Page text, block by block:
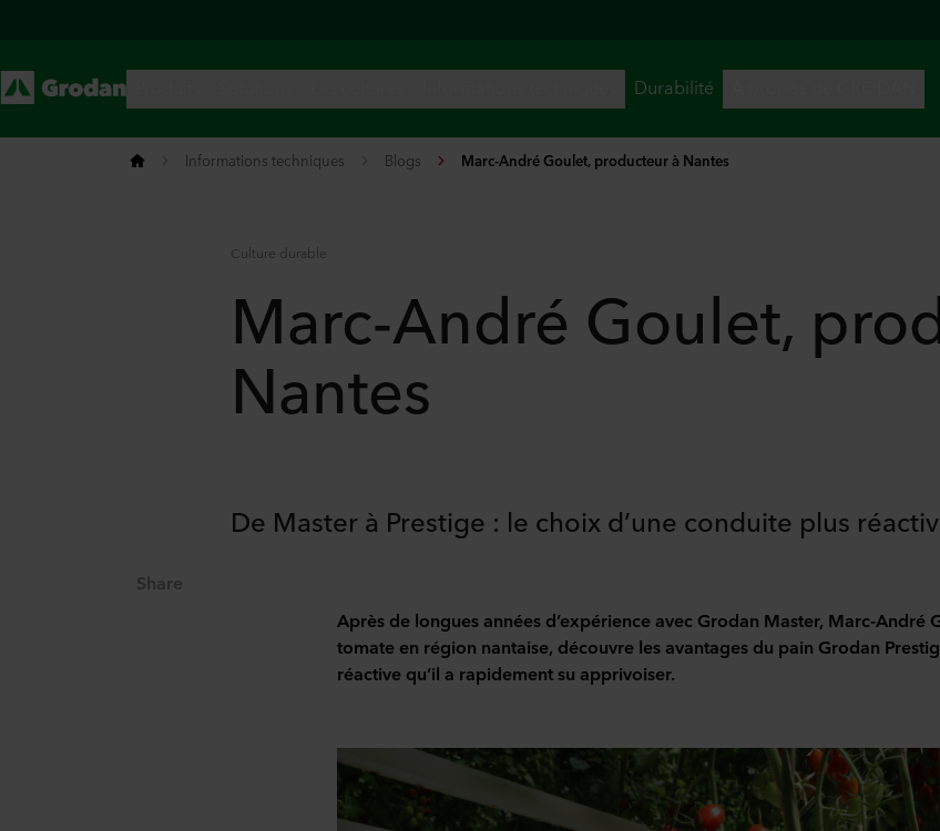
Informations techniques Blogs Marc-André Goulet, producteur à Nantes
Culture durable
Marc-André Goulet,
Nantes
De Master à Prestige : le choix d’une conduite plus
Share
Après de longues années d’expérience avec Grodan Master, Marc-André
tomate en région nantaise, découvre les avantages du pain Grodan
réactive qu’il a rapidement su apprivoiser.